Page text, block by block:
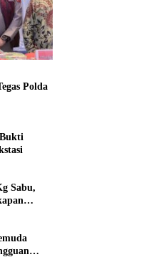
Polda
Sabu,